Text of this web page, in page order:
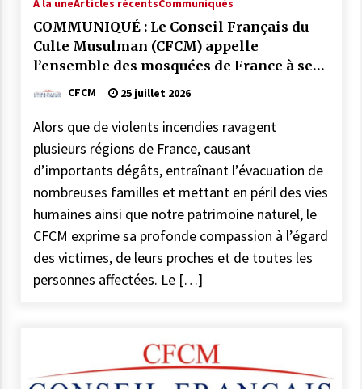
COMMUNIQUÉ : Le CFCM rejette les
propos scandaleux du député RN Julien
Odoul.
22 avril 2026
est le jour de l’Aïd El Fitr
10 mars 2026
Mise au point : Ramadan 2026,
légitimité des instances et confusions :
le CFCM appelle à considérer avant
tout l’unité et l’intérêt général des
musulmans de France
21 février 2026
COMMUNIQUÉ : Jeudi 19 février 2026
est le premier jour de Ramadan
COMMUNIQUÉ :
28 novembre 2025
À la uneArticles récentsCommuniqués
COMMUNIQUÉ : Le Conseil Français du
Culte Musulman (CFCM) appelle
l’ensemble des mosquées de France à se
mobiliser par la prière et la solidarité
face aux incendies qui frappent notre
pays.
CFCM 25 juillet 2026
Alors que de violents incendies ravagent
plusieurs régions de France, causant
d’importants dégâts, entraînant l’évacuation de
nombreuses familles et mettant en péril des vies
humaines ainsi que notre patrimoine naturel, le
CFCM exprime sa profonde compassion à l’égard
des victimes, de leurs proches et de toutes les
personnes affectées. Le […]